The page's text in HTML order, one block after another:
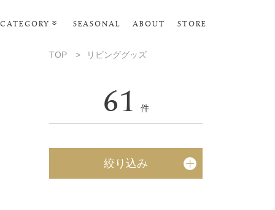
CATEGORY SEASONAL ABOUT STORE
ポーチ･トラベルグッズ
タオル・ヘアバンド
TOP > リビンググッズ
61 件
絞り込み